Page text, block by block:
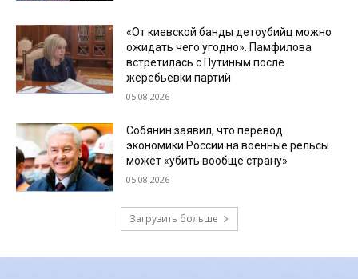
«От киевской банды детоубийц можно
ожидать чего угодно». Памфилова
встретилась с Путиным после
жеребьевки партий
05.08.2026
Собянин заявил, что перевод
экономики России на военные рельсы
может «убить вообще страну»
05.08.2026
Загрузить больше